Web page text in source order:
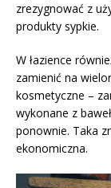
zrezygnować z
produkty sypkie.
W łazience
zamienić na
kosmetyczne –
wykonane z
ponownie. Taka
ekonomiczna.